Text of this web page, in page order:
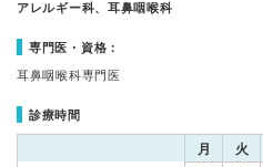
アレルギー科、耳鼻咽喉科
専門医・資格：
耳鼻咽喉科専門医
診療時間
月 火